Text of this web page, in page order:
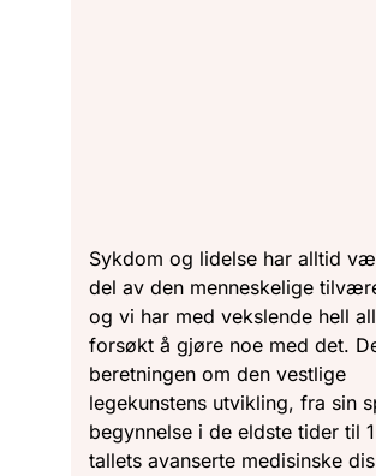
Sykdom og lidelse har alltid
del av den menneskelige
og vi har med vekslende hell
forsøkt å gjøre noe med det.
beretningen om den vestlige
legekunstens utvikling, fra sin
begynnelse i de eldste tider til
tallets avanserte medisinske